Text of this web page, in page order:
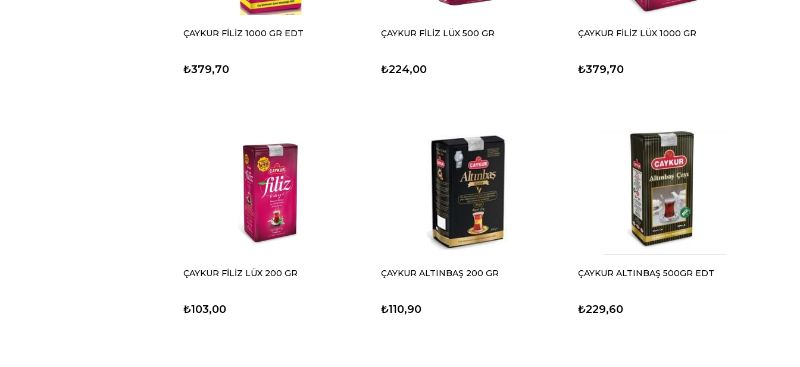
ÇAYKUR FİLİZ 1000 GR EDT
₺379,70
ÇAYKUR FİLİZ LÜX 500 GR
₺224,00
ÇAYKUR FİLİZ LÜX 1000 GR
₺379,70
ÇAYKUR FİLİZ LÜX 200 GR
₺103,00
ÇAYKUR ALTINBAŞ 200 GR
₺110,90
ÇAYKUR ALTINBAŞ 500GR EDT
₺229,60